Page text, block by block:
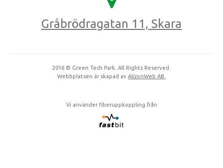
Gråbrödragatan 11, Skara
2016 © Green Tech Park. All Rights Reserved.
Webbplatsen är skapad av AlizonWeb AB.
Vi använder fiberuppkoppling från